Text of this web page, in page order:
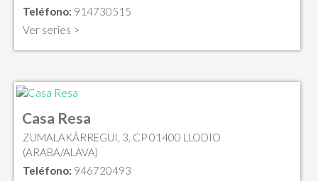
Teléfono: 914730515
Ver series >
Casa Resa
ZUMALAKÁRREGUI, 3, CP 01400 LLODIO
(ARABA/ALAVA)
Teléfono: 946720493